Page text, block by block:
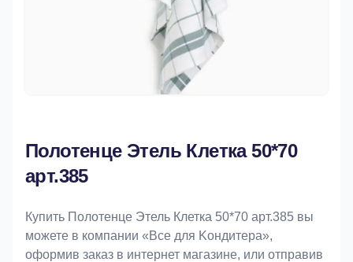
Полотенце Этель Клетка 50*70
арт.385
Купить Полотенце Этель Клетка 50*70 арт.385 вы
можете в компании «Bce для Koндитeрa»,
оформив заказ в интернет магазине, или отправив